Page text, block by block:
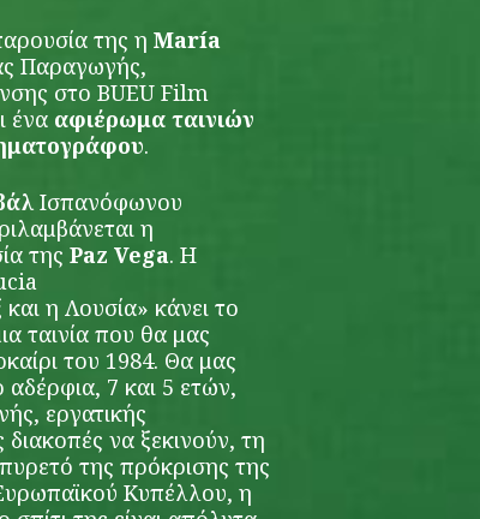
της η María
Παραγωγής,
στο BUEU Film
ένα αφιέρωμα ταινιών
.
Ισπανόφωνου
η
της Paz Vega. Η
και η Λουσία» κάνει το
ταινία που θα μας
του 1984. Θα μας
αδέρφια, 7 και 5 ετών,
εργατικής
διακοπές να ξεκινούν, τη
της πρόκρισης της
Κυπέλλου, η